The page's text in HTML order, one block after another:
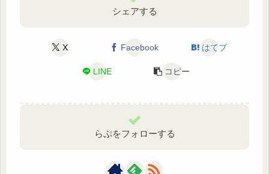
シェアする
X Facebook はてブ
LINE コピー
らぷをフォローする